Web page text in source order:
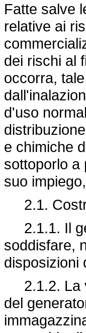
Fatte salve
relative ai
dei rischi al
occorra,
d'uso
e chimiche
sottoporlo a
suo
2.1.
2.1.1. Il
soddisfare,
disposizioni
2.1.2. La
del